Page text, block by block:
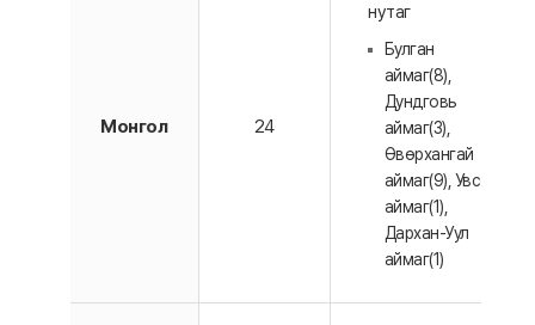
Монгол 24
нутаг
Булган
аймаг(8),
Дундговь
аймаг(3),
Өвөрхангай
аймаг(9), Увс
аймаг(1),
Дархан-Уул
аймаг(1)